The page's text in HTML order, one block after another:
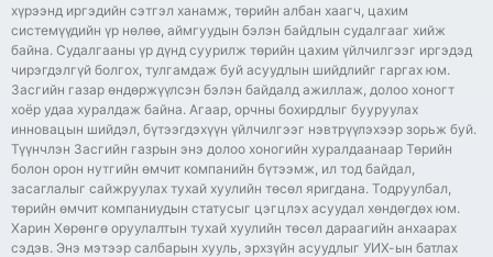
хүрээнд иргэдийн сэтгэл ханамж, төрийн албан хаагч, цахим
системүүдийн үр нөлөө, аймгуудын бэлэн байдлын судалгааг хийж
байна. Судалгааны үр дүнд суурилж төрийн цахим үйлчилгээг иргэдэд
чирэгдэлгүй болгох, тулгамдаж буй асуудлын шийдлийг гаргах юм.
Засгийн газар өндөржүүлсэн бэлэн байдалд ажиллаж, долоо хоногт
хоёр удаа хуралдаж байна. Агаар, орчны бохирдлыг бууруулах
инновацын шийдэл, бүтээгдэхүүн үйлчилгээг нэвтрүүлэхээр зорьж буй.
Түүнчлэн Засгийн газрын энэ долоо хоногийн хуралдаанаар Төрийн
болон орон нутгийн өмчит компанийн бүтээмж, ил тод байдал,
засаглалыг сайжруулах тухай хуулийн төсөл яригдана. Тодруулбал,
төрийн өмчит компаниудын статусыг цэгцлэх асуудал хөндөгдөх юм.
Харин Хөрөнгө оруулалтын тухай хуулийн төсөл дараагийн анхаарах
сэдэв. Энэ мэтээр салбарын хууль, эрхзүйн асуудлыг УИХ-ын батлах